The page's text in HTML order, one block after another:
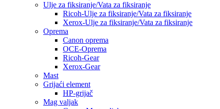
Ulje za fiksiranje/Vata za fiksiranje
Ricoh-Ulje za fiksiranje/Vata za fiksiranje
Xerox-Ulje za fiksiranje/Vata za fiksiranje
Oprema
Canon oprema
OCE-Oprema
Ricoh-Gear
Xerox-Gear
Mast
Grijaći element
HP-grijač
Mag valjak